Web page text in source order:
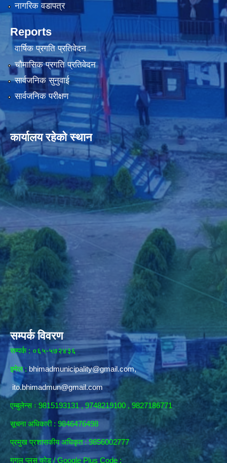
नागरिक वडापत्र
Reports
वार्षिक प्रगति प्रतिवेदन
चौमासिक प्रगति प्रतिवेदन
सार्वजनिक सुनुवाई
सार्वजनिक परीक्षण
कार्यालय रहेको स्थान
सम्पर्क विवरण
सम्पर्क : ०६५-५७२४३६
इमेल : bhimadmunicipality@gmail.com,
ito.bhimadmun@gmail.com
एम्बुलेन्स ः 9815193131 , 9748219100 , 9827186771
सूचना अधिकारी : 9846476498
प्रमुख प्रशासकीय अधिकृत : 9856002777
गुगल प्लस कोड / Google Plus Code :